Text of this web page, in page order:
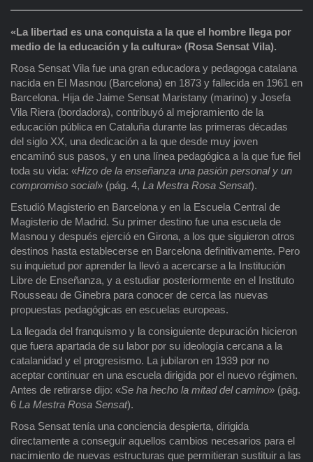
«La libertad es una conquista a la que el hombre llega por
medio de la educación y la cultura» (Rosa Sensat Vila).
Rosa Sensat Vila fue una gran educadora y pedagoga catalana
nacida en El Masnou (Barcelona) en 1873 y fallecida en 1961 en
Barcelona. Hija de Jaime Sensat Maristany (marino) y Josefa
Vila Riera (bordadora), contribuyó al mejoramiento de la
educación pública en Cataluña durante las primeras décadas
del siglo XX, una dedicación a la que desde muy joven
encaminó sus pasos, y en una línea pedagógica a la que fue fiel
toda su vida: «Hizo de la enseñanza una pasión personal y un
compromiso social» (pág. 4, La Mestra Rosa Sensat).
Estudió Magisterio en Barcelona y en la Escuela Central de
Magisterio de Madrid. Su primer destino fue una escuela de
Masnou y después ejerció en Girona, a los que siguieron otros
destinos hasta establecerse en Barcelona definitivamente. Pero
su inquietud por aprender la llevó a acercarse a la Institución
Libre de Enseñanza, y a estudiar posteriormente en el Instituto
Rousseau de Ginebra para conocer de cerca las nuevas
propuestas pedagógicas en escuelas europeas.
La llegada del franquismo y la consiguiente depuración hicieron
que fuera apartada de su labor por su ideología cercana a la
catalanidad y el progresismo. La jubilaron en 1939 por no
aceptar continuar en una escuela dirigida por el nuevo régimen.
Antes de retirarse dijo: «Se ha hecho la mitad del camino» (pág.
6 La Mestra Rosa Sensat).
Rosa Sensat tenía una conciencia despierta, dirigida
directamente a conseguir aquellos cambios necesarios para el
nacimiento de nuevas estructuras que permitieran sustituir a las